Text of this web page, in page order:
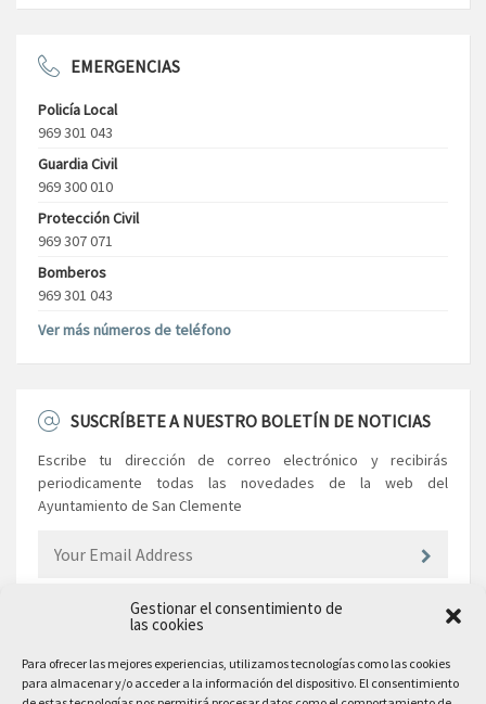
Gestionar el consentimiento de
las cookies
Para ofrecer las mejores experiencias, utilizamos tecnologías como las cookies
para almacenar y/o acceder a la información del dispositivo. El consentimiento
EMERGENCIAS
Policía Local
969 301 043
Guardia Civil
969 300 010
Protección Civil
969 307 071
Bomberos
969 301 043
Ver más números de teléfono
SUSCRÍBETE A NUESTRO BOLETÍN DE NOTICIAS
Escribe tu dirección de correo electrónico y recibirás
periodicamente todas las novedades de la web del
Ayuntamiento de San Clemente
EL AYUNTAMIENTO
Plaza Mayor, 10